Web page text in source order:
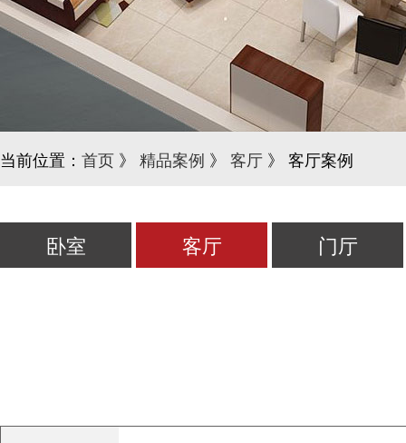
当前位置： 首页 》 精品案例 》 客厅 》 客厅案例
卧室 客厅 门厅